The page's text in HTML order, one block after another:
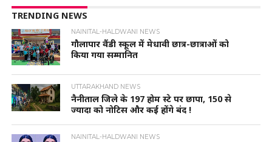
TRENDING NEWS
NAINITAL-HALDWANI NEWS
गौलापार वैंडी स्कूल में मेधावी छात्र-छात्राओं को
किया गया सम्मानित
UTTARAKHAND NEWS
नैनीताल जिले के 197 होम स्टे पर छापा, 150 से
ज्यादा को नोटिस और कई होंगे बंद !
NAINITAL-HALDWANI NEWS